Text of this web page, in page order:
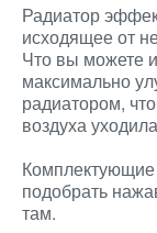
Радиатор
исходящее от
Что вы можете
максимально
радиатором,
воздуха
подобрать
там.